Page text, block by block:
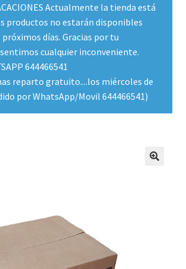
GRATUITO Y CONDICIONES
Actualmente la tienda está
productos no estarán disponibles
días. Gracias por tu
cualquier inconveniente.
644466541
reparto gratuito....los miércoles de
por WhatsApp/Movil 644466541)